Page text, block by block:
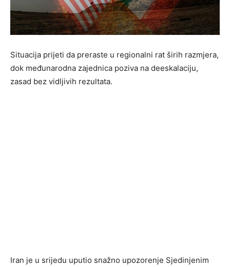
Situacija prijeti da preraste u regionalni rat širih razmjera,
dok međunarodna zajednica poziva na deeskalaciju,
zasad bez vidljivih rezultata.
Iran je u srijedu uputio snažno upozorenje Sjedinjenim